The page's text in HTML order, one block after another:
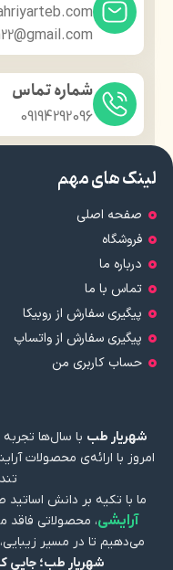
شماره تماس
09194292096
لینک های مهم
صفحه اصلی
فروشگاه
درباره ما
تماس با ما
پیگیری سفارش از روبیکا
پیگیری سفارش از واتساپ
حساب کاربری من
شهریار طب با سال‌ها
امروز با ارائه‌ی محصولات
ما با تکیه بر دانش
آرایشی، محصولاتی فاقد
می‌دهیم تا در مسیر
شهریار طب؛ جایی